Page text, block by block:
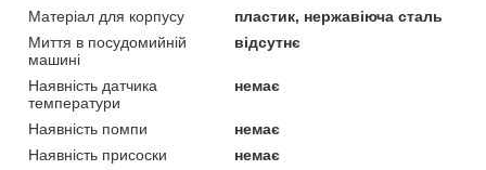
Матеріал для корпусу
пластик, нержавіюча сталь
Миття в посудомийній
машині
відсутнє
Наявність датчика
температури
немає
Наявність помпи
немає
Наявність присоски
немає